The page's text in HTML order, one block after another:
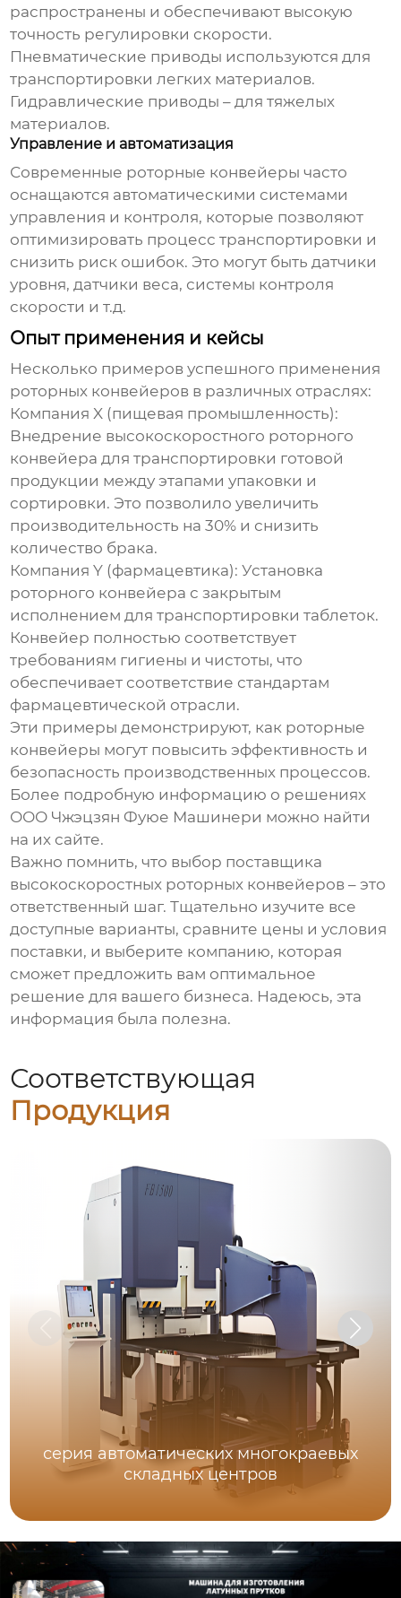
распространены и обеспечивают высокую
точность регулировки скорости.
Пневматические приводы используются для
транспортировки легких материалов.
Гидравлические приводы – для тяжелых
материалов.
Управление и автоматизация
Современные роторные конвейеры часто
оснащаются автоматическими системами
управления и контроля, которые позволяют
оптимизировать процесс транспортировки и
снизить риск ошибок. Это могут быть датчики
уровня, датчики веса, системы контроля
скорости и т.д.
Опыт применения и кейсы
Несколько примеров успешного применения
роторных конвейеров в различных отраслях:
Компания X (пищевая промышленность):
Внедрение высокоскоростного роторного
конвейера для транспортировки готовой
продукции между этапами упаковки и
сортировки. Это позволило увеличить
производительность на 30% и снизить
количество брака.
Компания Y (фармацевтика): Установка
роторного конвейера с закрытым
исполнением для транспортировки таблеток.
Конвейер полностью соответствует
требованиям гигиены и чистоты, что
обеспечивает соответствие стандартам
фармацевтической отрасли.
Эти примеры демонстрируют, как роторные
конвейеры могут повысить эффективность и
безопасность производственных процессов.
Более подробную информацию о решениях
ООО Чжэцзян Фуюе Машинери можно найти
на их сайте.
Важно помнить, что выбор поставщика
высокоскоростных роторных конвейеров – это
ответственный шаг. Тщательно изучите все
доступные варианты, сравните цены и условия
поставки, и выберите компанию, которая
сможет предложить вам оптимальное
решение для вашего бизнеса. Надеюсь, эта
информация была полезна.
Соответствующая
Продукция
серия автоматических многокраевых
складных центров